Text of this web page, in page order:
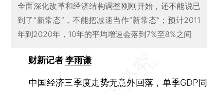
全面深化改革和经济结构调整刚刚开始，还不能说已
到了“新常态”，不能把减速当作“新常态”；预计2011
年到2020年，10年的平均增速会落到7%至8%之间
财新记者李雨谦
中国经济三季度走势无意外回落，单季GDP同